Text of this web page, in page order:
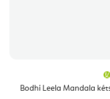
Bodhi Leela Mandala